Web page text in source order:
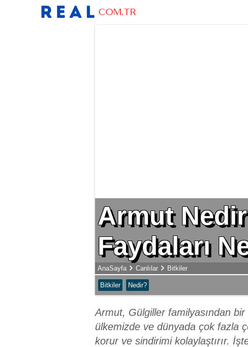
Armut
Faydaları
AnaSayfa Canlılar Bitkiler
Bitkiler Nedir?
Armut, Gülgiller familyasından
ülkemizde ve dünyada çok fazla
korur ve sindirimi kolaylaştırır.